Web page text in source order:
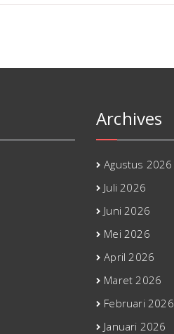
Archives
Agustus 2026
Juli 2026
Juni 2026
Mei 2026
April 2026
Maret 2026
Februari 2026
Januari 2026